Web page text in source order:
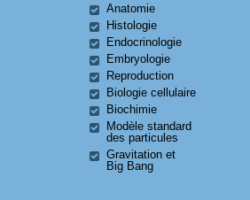
Anatomie
Histologie
Endocrinologie
Embryologie
Reproduction
Biologie cellulaire
Biochimie
Modèle standard
des particules
Gravitation et
Big Bang